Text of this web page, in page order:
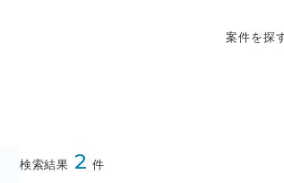
案件を探
検索結果 2 件